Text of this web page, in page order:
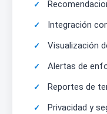
Integración
Visualización
Alertas de
Reportes de
Privacidad y